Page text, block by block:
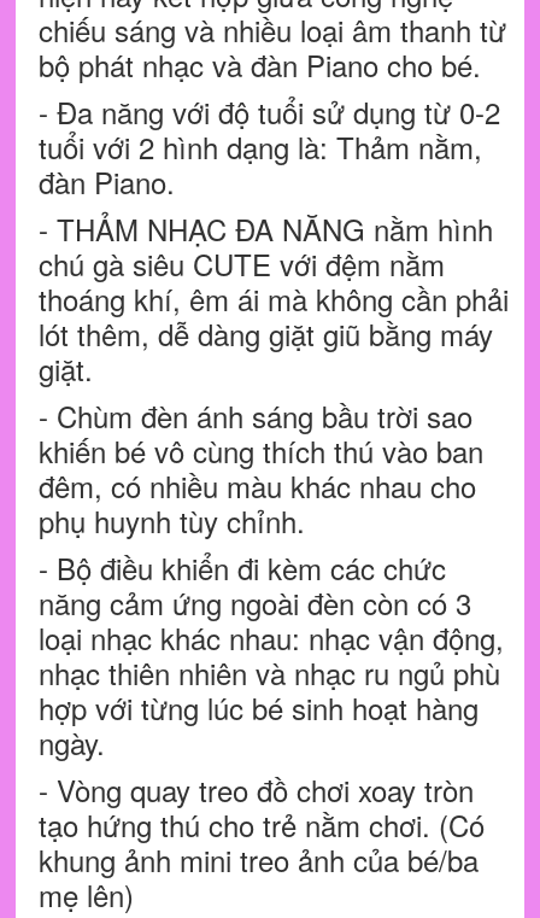
chiếu sáng và nhiều loại âm thanh từ
bộ phát nhạc và đàn Piano cho bé.
- Đa năng với độ tuổi sử dụng từ 0-2
tuổi với 2 hình dạng là: Thảm nằm,
đàn Piano.
- THẢM NHẠC ĐA NĂNG nằm hình
chú gà siêu CUTE với đệm nằm
thoáng khí, êm ái mà không cần phải
lót thêm, dễ dàng giặt giũ bằng máy
giặt.
- Chùm đèn ánh sáng bầu trời sao
khiến bé vô cùng thích thú vào ban
đêm, có nhiều màu khác nhau cho
phụ huynh tùy chỉnh.
- Bộ điều khiển đi kèm các chức
năng cảm ứng ngoài đèn còn có 3
loại nhạc khác nhau: nhạc vận động,
nhạc thiên nhiên và nhạc ru ngủ phù
hợp với từng lúc bé sinh hoạt hàng
ngày.
- Vòng quay treo đồ chơi xoay tròn
tạo hứng thú cho trẻ nằm chơi. (Có
khung ảnh mini treo ảnh của bé/ba
mẹ lên)